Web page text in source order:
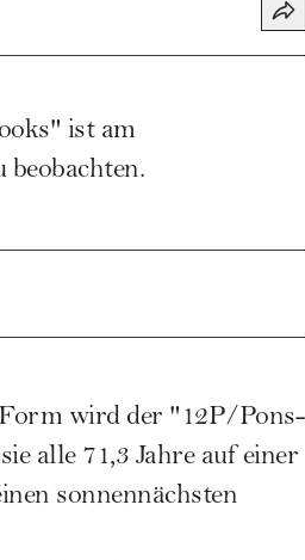
ist am
wird der "12P/Pons-
alle 71,3 Jahre auf einer
sonnennächsten